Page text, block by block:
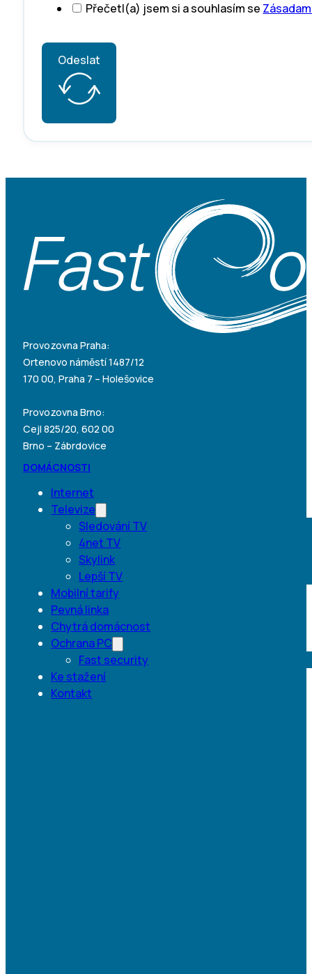
Přečetl(a) jsem si a souhlasím se
Odeslat
Provozovna Praha:
Ortenovo náměstí 1487/12
170 00, Praha 7 – Holešovice
Provozovna Brno:
Cejl 825/20, 602 00
Brno – Zábrdovice
DOMÁCNOSTI
Internet
Televize
Sledování TV
4net TV
Skylink
Lepší TV
Mobilní tarify
Pevná linka
Chytrá domácnost
Ochrana PC
Fast security
Ke stažení
Kontakt